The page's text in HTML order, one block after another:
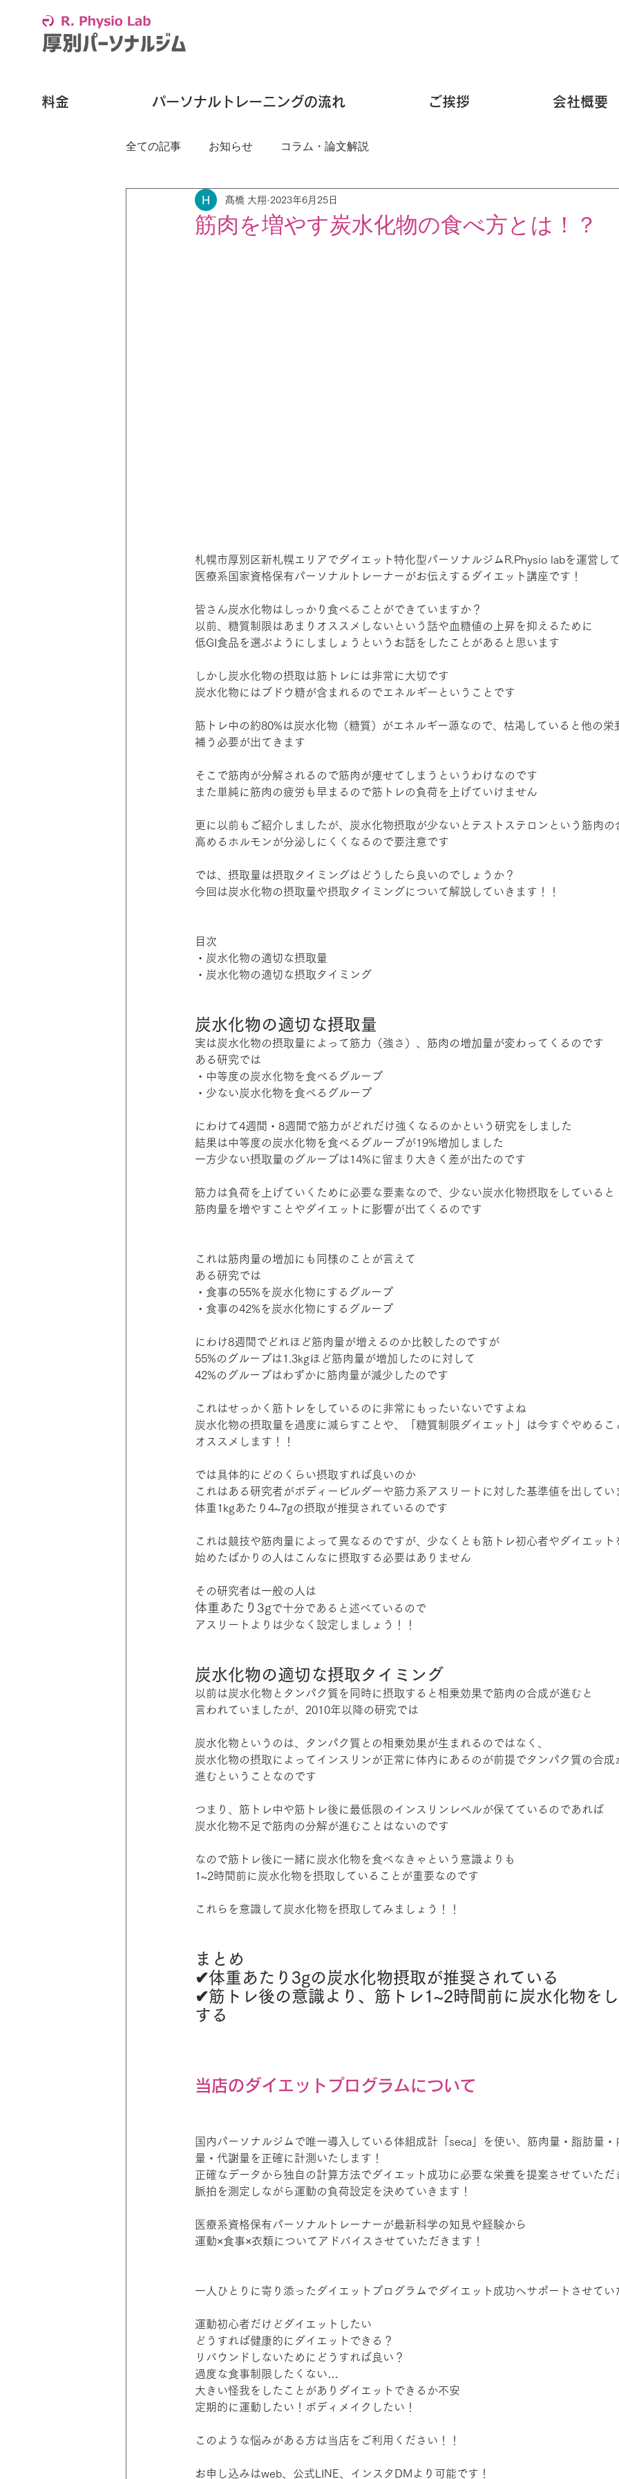
料金 パーソナルトレーニングの流れ ご挨拶 会社概要
全ての記事 お知らせ コラム・論文解説
筋肉を増やす炭水化物の食べ方とは！？
髙橋 大翔 2023年6月25日
札幌市厚別区新札幌エリアでダイエット特化型パーソナルジムR.Physio labを運営し
医療系国家資格保有パーソナルトレーナーがお伝えするダイエット講座です！
皆さん炭水化物はしっかり食べることができていますか？
以前、糖質制限はあまりオススメしないという話や血糖値の上昇を抑えるために
低GI食品を選ぶようにしましょうというお話をしたことがあると思います
しかし炭水化物の摂取は筋トレには非常に大切です
炭水化物にはブドウ糖が含まれるのでエネルギーということです
筋トレ中の約80%は炭水化物（糖質）がエネルギー源なので、枯渇していると他の栄
補う必要が出てきます
そこで筋肉が分解されるので筋肉が痩せてしまうというわけなのです
また単純に筋肉の疲労も早まるので筋トレの負荷を上げていけません
更に以前もご紹介しましたが、炭水化物摂取が少ないとテストステロンという筋肉の
高めるホルモンが分泌しにくくなるので要注意です
では、摂取量は摂取タイミングはどうしたら良いのでしょうか？
今回は炭水化物の摂取量や摂取タイミングについて解説していきます！！
目次
・炭水化物の適切な摂取量
・炭水化物の適切な摂取タイミング
炭水化物の適切な摂取量
実は炭水化物の摂取量によって筋力（強さ）、筋肉の増加量が変わってくるのです
ある研究では
・中等度の炭水化物を食べるグループ
・少ない炭水化物を食べるグループ
にわけて4週間・8週間で筋力がどれだけ強くなるのかという研究をしました
結果は中等度の炭水化物を食べるグループが19%増加しました
一方少ない摂取量のグループは14%に留まり大きく差が出たのです
筋力は負荷を上げていくために必要な要素なので、少ない炭水化物摂取をしていると
筋肉量を増やすことやダイエットに影響が出てくるのです
これは筋肉量の増加にも同様のことが言えて
ある研究では
・食事の55%を炭水化物にするグループ
・食事の42%を炭水化物にするグループ
にわけ8週間でどれほど筋肉量が増えるのか比較したのですが
55%のグループは1.3kgほど筋肉量が増加したのに対して
42%のグループはわずかに筋肉量が減少したのです
これはせっかく筋トレをしているのに非常にもったいないですよね
炭水化物の摂取量を過度に減らすことや、「糖質制限ダイエット」は今すぐやめるこ
オススメします！！
では具体的にどのくらい摂取すれば良いのか
これはある研究者がボディービルダーや筋力系アスリートに対した基準値を出してい
体重1kgあたり4~7gの摂取が推奨されているのです
これは競技や筋肉量によって異なるのですが、少なくとも筋トレ初心者やダイエット
始めたばかりの人はこんなに摂取する必要はありません
その研究者は一般の人は
体重あたり3gで十分であると述べているので
アスリートよりは少なく設定しましょう！！
炭水化物の適切な摂取タイミング
以前は炭水化物とタンパク質を同時に摂取すると相乗効果で筋肉の合成が進むと
言われていましたが、2010年以降の研究では
炭水化物というのは、タンパク質との相乗効果が生まれるのではなく、
炭水化物の摂取によってインスリンが正常に体内にあるのが前提でタンパク質の合成
進むということなのです
つまり、筋トレ中や筋トレ後に最低限のインスリンレベルが保てているのであれば
炭水化物不足で筋肉の分解が進むことはないのです
なので筋トレ後に一緒に炭水化物を食べなきゃという意識よりも
1~2時間前に炭水化物を摂取していることが重要なのです
これらを意識して炭水化物を摂取してみましょう！！
まとめ
✔︎体重あたり3gの炭水化物摂取が推奨されている
✔︎筋トレ後の意識より、筋トレ1~2時間前に炭水化物を
する
当店のダイエットプログラムについて
国内パーソナルジムで唯一導入している体組成計「seca」を使い、筋肉量・脂肪量
量・代謝量を正確に計測いたします！
正確なデータから独自の計算方法でダイエット成功に必要な栄養を提案させていただ
脈拍を測定しながら運動の負荷設定を決めていきます！
医療系資格保有パーソナルトレーナーが最新科学の知見や経験から
運動×食事×衣類についてアドバイスさせていただきます！
一人ひとりに寄り添ったダイエットプログラムでダイエット成功へサポートさせてい
運動初心者だけどダイエットしたい
どうすれば健康的にダイエットできる？
リバウンドしないためにどうすれば良い？
過度な食事制限したくない…
大きい怪我をしたことがありダイエットできるか不安
定期的に運動したい！ボディメイクしたい！
このような悩みがある方は当店をご利用ください！！
お申し込みはweb、公式LINE、インスタDMより可能です！